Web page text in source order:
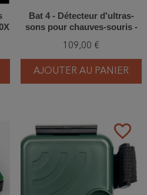
Bat 4 - Détecteur d'ultras-
sons pour chauves-souris -
109,00 €
AJOUTER AU PANIER
favorite_border